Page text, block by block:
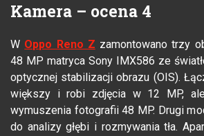
Kamera – ocena 4
W Oppo Reno Z zamontowano trzy
48 MP matryca Sony IMX586 ze
optycznej stabilizacji obrazu (OIS).
większy i robi zdjęcia w 12 MP,
wymuszenia fotografii 48 MP. Drugi
do analizy głębi i rozmywania tła.